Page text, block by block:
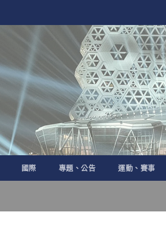
國際 專題、公告 運動、賽事